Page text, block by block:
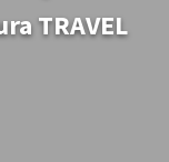
TRAVEL